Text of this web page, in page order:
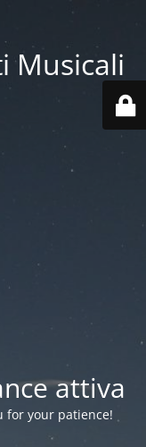
Musicali
attiva
for your patience!